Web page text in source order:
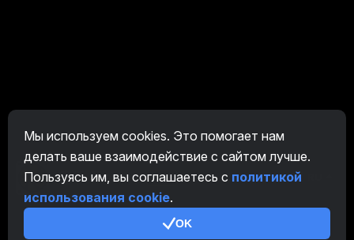
Мы используем cookies. Это помогает нам
делать ваше взаимодействие с сайтом лучше.
Пользуясь им, вы соглашаетесь с политикой
использования cookie.
OK